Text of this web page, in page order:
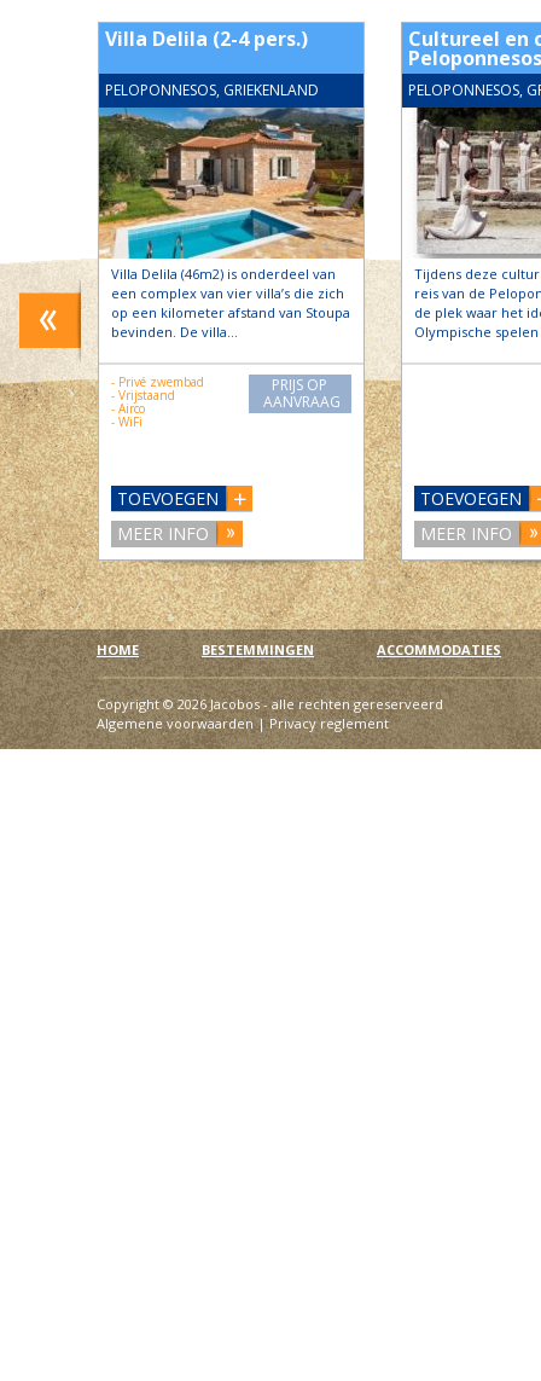
met
OP
Villa Delila (2-4 pers.)
PELOPONNESOS, GRIEKENLAND
Villa Delila (46m2) is onderdeel van
een complex van vier villa’s die zich
op een kilometer afstand van Stoupa
bevinden. De villa…
- Privé zwembad
- Vrijstaand
- Airco
- WiFi
PRIJS OP
AANVRAAG
TOEVOEGEN
MEER INFO
Cultureel en
Peloponnesos
PELOPONNESOS,
Tijdens deze
reis van de
de plek waar het
Olympische
TOEVOEGEN
MEER INFO
HOME BESTEMMINGEN ACCOMMODATIES
Copyright © 2026 Jacobos - alle rechten gereserveerd
Algemene voorwaarden|Privacy reglement